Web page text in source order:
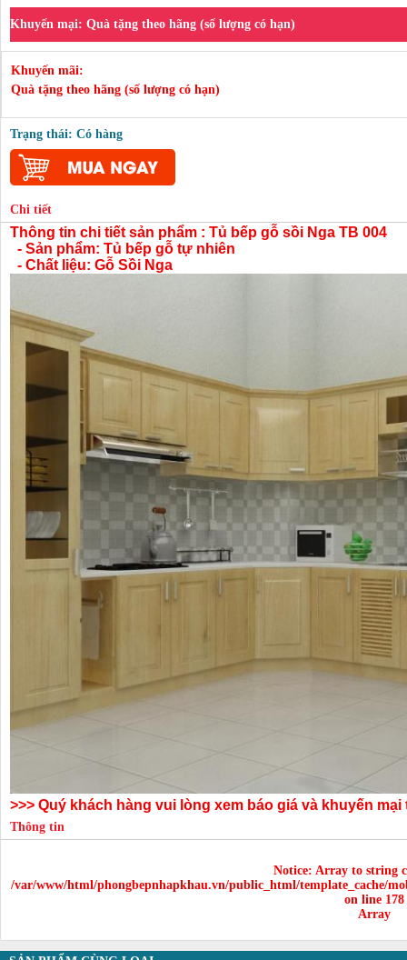
Khuyến mại: Quà tặng theo hãng (số lượng có hạn)
Khuyến mãi:
Quà tặng theo hãng (số lượng có hạn)
Trạng thái: Có hàng
Chi tiết
Thông tin chi tiết sản phẩm : Tủ bếp gỗ sồi Nga TB 004
- Sản phẩm: Tủ bếp gỗ tự nhiên
- Chất liệu: Gỗ Sồi Nga
>>> Quý khách hàng vui lòng xem báo giá và khuyến
Thông tin
Notice: Array to string
/var/www/html/phongbepnhapkhau.vn/public_html/template_cache/
on line 178
Array